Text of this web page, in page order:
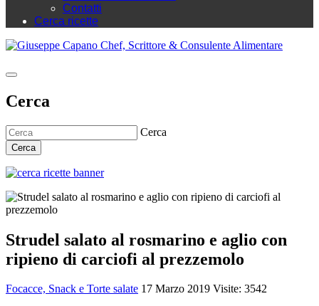
Contatti
Cerca ricette
Cerca
Cerca
Cerca
Strudel salato al rosmarino e aglio con
ripieno di carciofi al prezzemolo
Focacce, Snack e Torte salate 17 Marzo 2019 Visite: 3542